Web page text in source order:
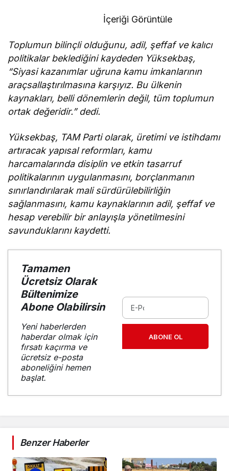
İçeriği Görüntüle
Toplumun bilinçli olduğunu, adil, şeffaf ve kalıcı
politikalar beklediğini kaydeden Yüksekbaş,
“Siyasi kazanımlar uğruna kamu imkanlarının
araçsallaştırılmasına karşıyız. Bu ülkenin
kaynakları, belli dönemlerin değil, tüm toplumun
ortak değeridir.” dedi.
Yüksekbaş, TAM Parti olarak, üretimi ve istihdamı
artıracak yapısal reformları, kamu
harcamalarında disiplin ve etkin tasarruf
politikalarının uygulanmasını, borçlanmanın
sınırlandırılarak mali sürdürülebilirliğin
sağlanmasını, kamu kaynaklarının adil, şeffaf ve
hesap verebilir bir anlayışla yönetilmesini
savunduklarını kaydetti.
Tamamen
Ücretsiz Olarak
Bültenimize
Abone Olabilirsin
Yeni haberlerden
haberdar olmak için
fırsatı kaçırma ve
ücretsiz e-posta
aboneliğini hemen
başlat.
ABONE OL
Benzer Haberler